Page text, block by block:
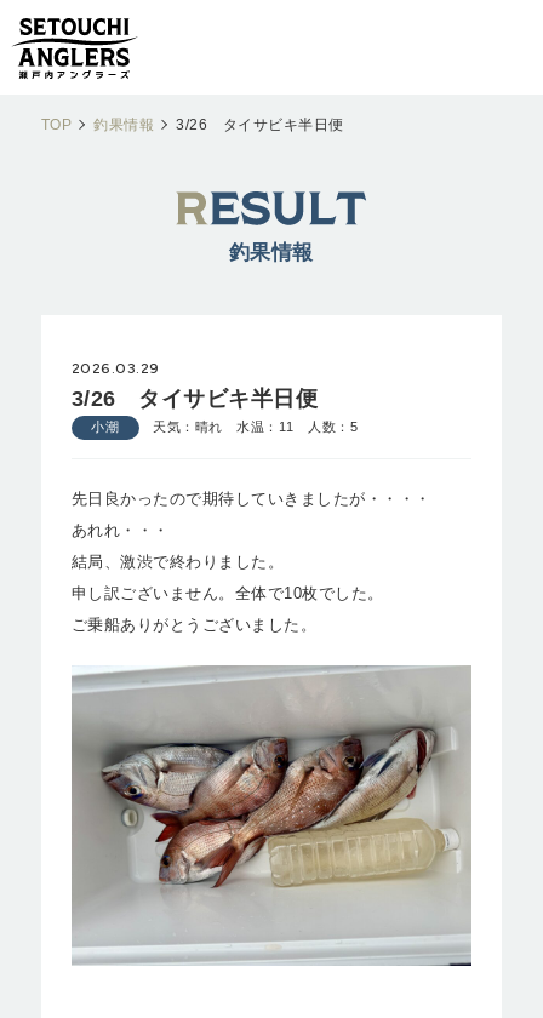
TOP 釣果情報 3/26 タイサビキ半日便
釣果情報
2026.03.29
3/26 タイサビキ半日便
小潮 天気：晴れ 水温：11 人数：5
先日良かったので期待していきましたが・・・・
あれれ・・・
結局、激渋で終わりました。
申し訳ございません。全体で10枚でした。
ご乗船ありがとうございました。